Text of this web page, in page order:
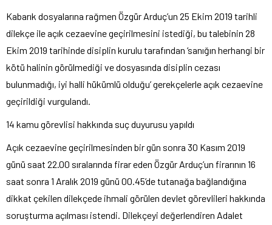
Kabarık dosyalarına rağmen Özgür Arduç’un 25 Ekim 2019 tarihli
dilekçe ile açık cezaevine geçirilmesini istediği, bu talebinin 28
Ekim 2019 tarihinde disiplin kurulu tarafından ‘sanığın herhangi bir
kötü halinin görülmediği ve dosyasında disiplin cezası
bulunmadığı, iyi halli hükümlü olduğu’ gerekçelerle açık cezaevine
geçirildiği vurgulandı.
14 kamu görevlisi hakkında suç duyurusu yapıldı
Açık cezaevine geçirilmesinden bir gün sonra 30 Kasım 2019
günü saat 22.00 sıralarında firar eden Özgür Arduç’un firarının 16
saat sonra 1 Aralık 2019 günü 00.45’de tutanağa bağlandığına
dikkat çekilen dilekçede ihmali görülen devlet görevlileri hakkında
soruşturma açılması istendi. Dilekçeyi değerlendiren Adalet